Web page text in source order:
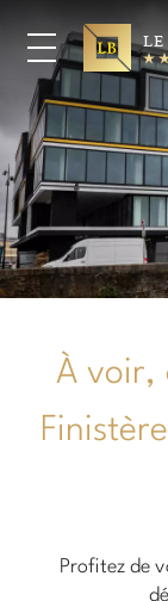
À voir,
Profitez de